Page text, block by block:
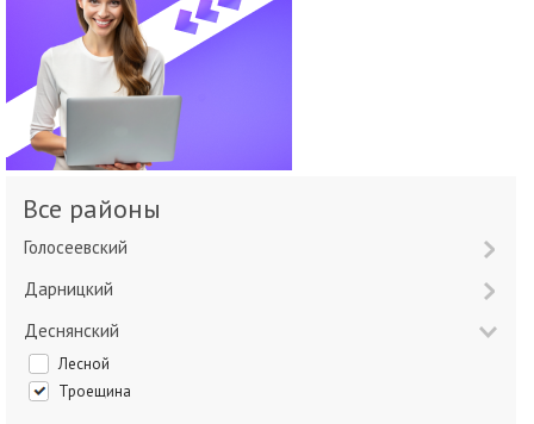
Все районы
Голосеевский
Дарницкий
Деснянский
Лесной
Троещина